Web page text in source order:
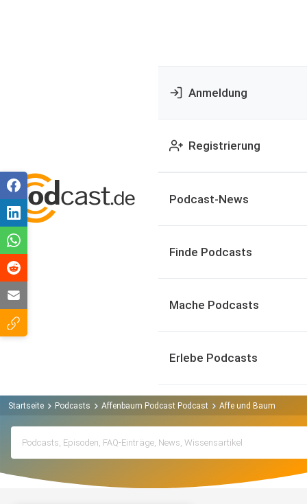
Anmeldung
Registrierung
Podcast-News
Finde Podcasts
Mache Podcasts
Erlebe Podcasts
Startseite Podcasts Affenbaum Podcast Podcast Affe und Baum über